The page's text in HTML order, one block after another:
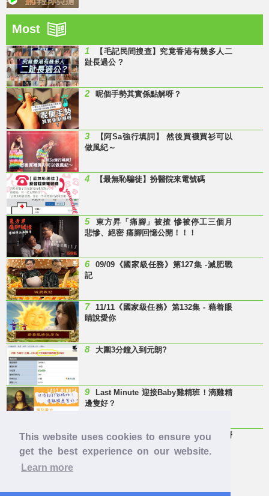
This website uses cookies to ensure you
get the best experience on our website.
Learn more
Most
1
【毛記民間搜查】究竟香港有幾多人二
趾長過公 ?
2 呢個手勢其實係點解呀？
3
【阿Sa強行填詞】 然後買襪買衫可以
做風紀～
4 【最無恥騙徒】扮醫院來電號碼
5
東方昇「痛腳」被揸 慘被停工三個月
悲慘、絕密 痛腳回憶公開！！！
6
09/09《國家級任務》第127集 -減肥戰
記
7
11/11《國家級任務》第132集 - 藉着眼
睛說愛你
8 大圍3分鐘入到元朗?
9
Last Minute 迎接Baby雞精班！滴雞精
邊隻好？
10
【童年回憶】 有冇人記得呢兩隻嘢